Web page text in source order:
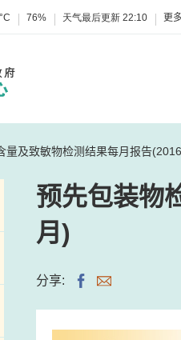
76% 天气最后更新 22:10 更
量及致敏物检测结果每月报告
预先包装物
月)
分享: